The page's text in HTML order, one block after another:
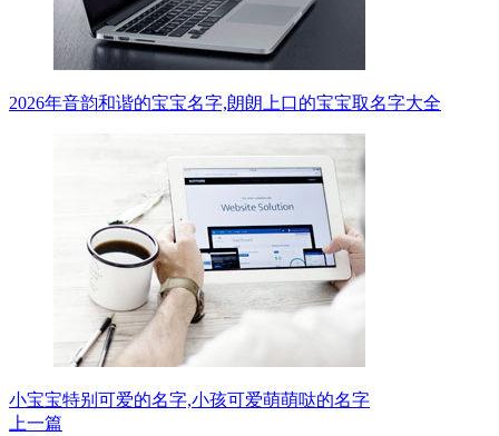
2026年音韵和谐的宝宝名字,朗朗上口的宝宝取名字大全
小宝宝特别可爱的名字,小孩可爱萌萌哒的名字
上一篇